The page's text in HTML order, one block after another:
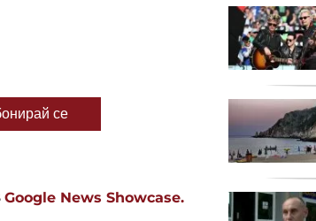
Google News Showcase.
Кредитите у нас нараснаха с
повече от 16% за година до
Апелативният съд не позволи на